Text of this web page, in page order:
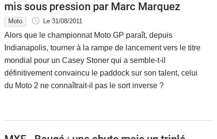
mis sous pression par Marc Marquez
Moto Le 31/08/2011
Alors que le championnat Moto GP paraît, depuis
Indianapolis, tourner à la rampe de lancement vers le titre
mondial pour un Casey Stoner qui a semble-t-il
définitivement convaincu le paddock sur son talent, celui
du Moto 2 ne connaîtrait-il pas le sort inverse ?